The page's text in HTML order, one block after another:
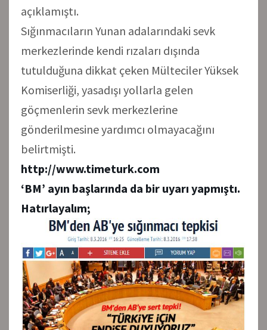
açıklamıştı.
Sığınmacıların Yunan adalarındaki sevk
merkezlerinde kendi rızaları dışında
tutulduğuna dikkat çeken Mülteciler Yüksek
Komiserliği, yasadışı yollarla gelen
göçmenlerin sevk merkezlerine
gönderilmesine yardımcı olmayacağını
belirtmişti.
http://www.timeturk.com
‘BM’ ayın başlarında da bir uyarı yapmıştı.
Hatırlayalım;